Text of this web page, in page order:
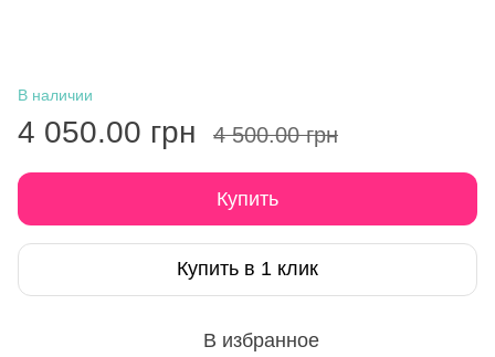
В наличии
4 050.00 грн 4 500.00 грн
Купить
Купить в 1 клик
В избранное